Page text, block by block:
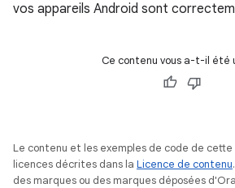
vos appareils Android sont
Ce contenu vous a-t-il été
Le contenu et les exemples de code de cette
licences décrites dans la Licence de contenu
des marques ou des marques déposées